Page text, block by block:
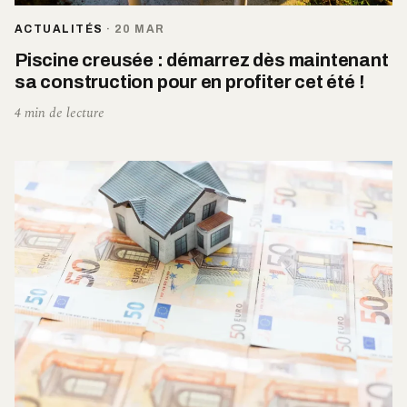
ACTUALITÉS · 20 MAR
Piscine creusée : démarrez dès maintenant
sa construction pour en profiter cet été !
4 min de lecture